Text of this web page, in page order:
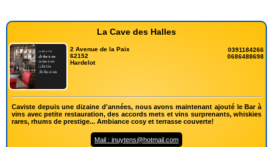
La Cave des Halles
2 Avenue de la Paix
62152
Hardelot
0391184266
0686488698
Caviste depuis une dizaine d'années, nous avons maintenant ajouté le Bar à
vins avec petite restauration, des accords mets et vins surprenants, whiskies
rares, rhums de prestige... Ambiance cosy et terrasse couverte!
Mail : inuytens@hotmail.com